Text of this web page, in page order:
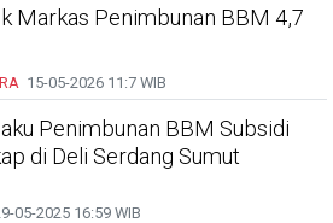
Markas Penimbunan BBM 4,7
15-05-2026 11:7 WIB
Penimbunan BBM Subsidi
di Deli Serdang Sumut
05-2025 16:59 WIB